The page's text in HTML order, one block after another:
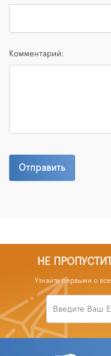
Комментарий:
Отправить
НЕ
Узнайте первыми о